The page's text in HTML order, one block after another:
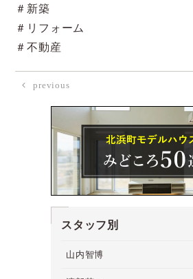
＃新築
＃リフォーム
＃不動産
previous
スタッフ別
山内智博